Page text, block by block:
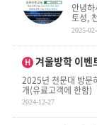
안녕
토성,
성 정
2025-
H
인기글
겨울방학 이벤
2025년 천문대 방문
개(유료고객에 한함)
2024-12-27
인기글